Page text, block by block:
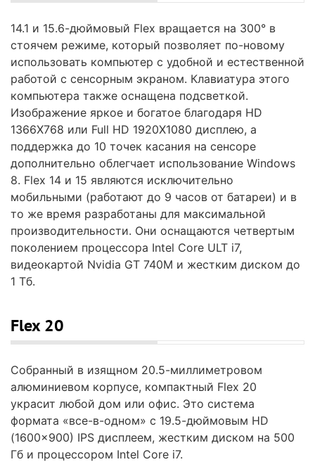
14.1 и 15.6-дюймовый Flex вращается на 300° в
стоячем режиме, который позволяет по-новому
использовать компьютер с удобной и естественной
работой с сенсорным экраном. Клавиатура этого
компьютера также оснащена подсветкой.
Изображение яркое и богатое благодаря HD
1366X768 или Full HD 1920X1080 дисплею, а
поддержка до 10 точек касания на сенсоре
дополнительно облегчает использование Windows
8. Flex 14 и 15 являются исключительно
мобильными (работают до 9 часов от батареи) и в
то же время разработаны для максимальной
производительности. Они оснащаются четвертым
поколением процессора Intel Core ULT i7,
видеокартой Nvidia GT 740M и жестким диском до
1 Тб.
Flex 20
Собранный в изящном 20.5-миллиметровом
алюминиевом корпусе, компактный Flex 20
украсит любой дом или офис. Это система
формата «все-в-одном» с 19.5-дюймовым HD
(1600×900) IPS дисплеем, жестким диском на 500
Гб и процессором Intel Core i7.